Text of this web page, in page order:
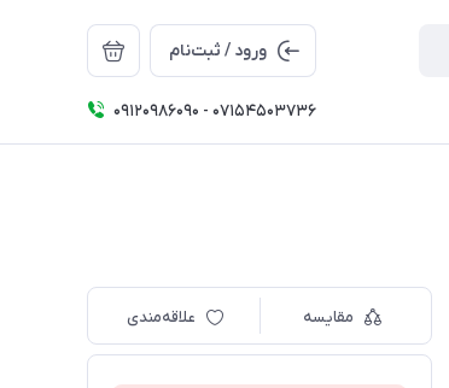
ورود / ثبت‌نام
09120986090 - 07154503736
مقایسه علاقه‌مندی